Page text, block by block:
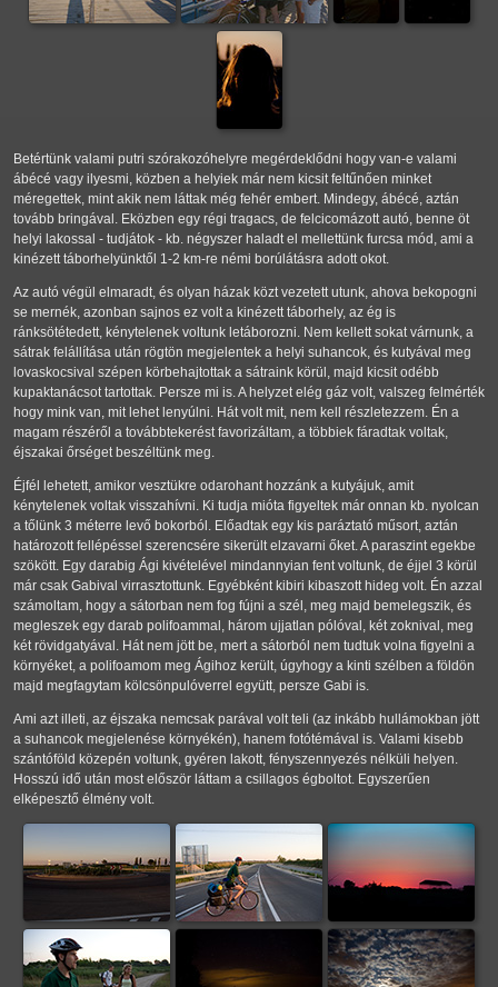
Betértünk valami putri szórakozóhelyre megérdeklődni hogy van-e valami
ábécé vagy ilyesmi, közben a helyiek már nem kicsit feltűnően minket
méregettek, mint akik nem láttak még fehér embert. Mindegy, ábécé, aztán
tovább bringával. Eközben egy régi tragacs, de felcicomázott autó, benne öt
helyi lakossal - tudjátok - kb. négyszer haladt el mellettünk furcsa mód, ami a
kinézett táborhelyünktől 1-2 km-re némi borúlátásra adott okot.
Az autó végül elmaradt, és olyan házak közt vezetett utunk, ahova bekopogni
se mernék, azonban sajnos ez volt a kinézett táborhely, az ég is
ránksötétedett, kénytelenek voltunk letáborozni. Nem kellett sokat várnunk, a
sátrak felállítása után rögtön megjelentek a helyi suhancok, és kutyával meg
lovaskocsival szépen körbehajtottak a sátraink körül, majd kicsit odébb
kupaktanácsot tartottak. Persze mi is. A helyzet elég gáz volt, valszeg felmérték
hogy mink van, mit lehet lenyúlni. Hát volt mit, nem kell részletezzem. Én a
magam részéről a továbbtekerést favorizáltam, a többiek fáradtak voltak,
éjszakai őrséget beszéltünk meg.
Éjfél lehetett, amikor vesztükre odarohant hozzánk a kutyájuk, amit
kénytelenek voltak visszahívni. Ki tudja mióta figyeltek már onnan kb. nyolcan
a tőlünk 3 méterre levő bokorból. Előadtak egy kis paráztató műsort, aztán
határozott fellépéssel szerencsére sikerült elzavarni őket. A paraszint egekbe
szökött. Egy darabig Ági kivételével mindannyian fent voltunk, de éjjel 3 körül
már csak Gabival virrasztottunk. Egyébként kibiri kibaszott hideg volt. Én azzal
számoltam, hogy a sátorban nem fog fújni a szél, meg majd bemelegszik, és
megleszek egy darab polifoammal, három ujjatlan pólóval, két zoknival, meg
két rövidgatyával. Hát nem jött be, mert a sátorból nem tudtuk volna figyelni a
környéket, a polifoamom meg Ágihoz került, úgyhogy a kinti szélben a földön
majd megfagytam kölcsönpulóverrel együtt, persze Gabi is.
Ami azt illeti, az éjszaka nemcsak parával volt teli (az inkább hullámokban jött
a suhancok megjelenése környékén), hanem fotótémával is. Valami kisebb
szántóföld közepén voltunk, gyéren lakott, fényszennyezés nélküli helyen.
Hosszú idő után most először láttam a csillagos égboltot. Egyszerűen
elképesztő élmény volt.